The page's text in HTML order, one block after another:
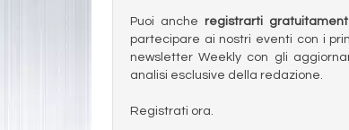
Puoi anche registrarti
partecipare ai nostri eventi con i
newsletter Weekly con gli
analisi esclusive della redazione.
Registrati ora.